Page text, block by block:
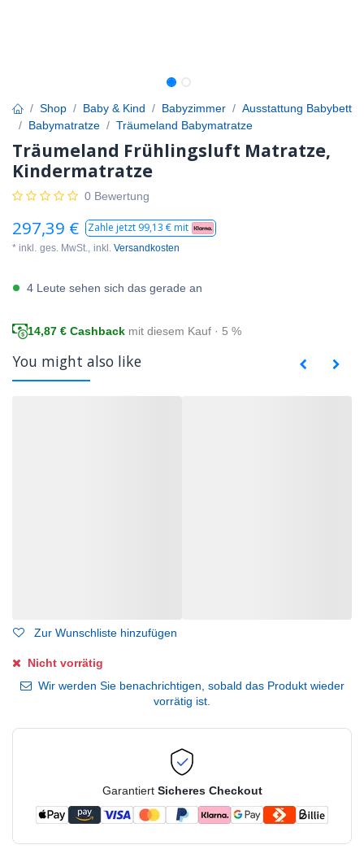
Shop Baby & Kind Babyzimmer
Ausstattung Babybett
Babymatratze
Träumeland Babymatratze
Träumeland Frühlingsluft Matratze,
Kindermatratze
0 Bewertung
297,39 € Zahle jetzt 99,13 € mit
* inkl. ges. MwSt., inkl. Versandkosten
4 Leute sehen sich das gerade an
14,87 € Cashback mit diesem Kauf · 5 %
You might also like
Zur Wunschliste hinzufügen
Nicht vorrätig
Wir werden Sie benachrichtigen, sobald das Produkt wieder
vorrätig ist.
Garantiert Sicheres Checkout